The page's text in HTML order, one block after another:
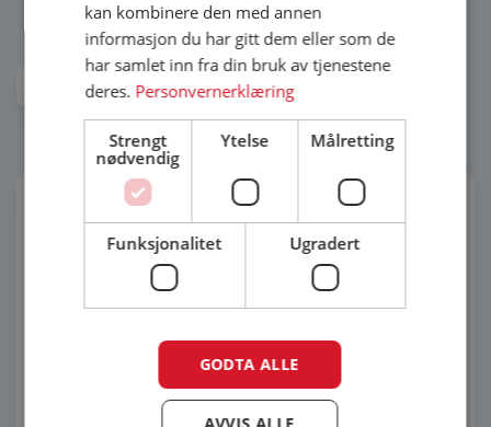
Filtrer
Finestra Toppsving
vindu 90×100 3-lags U-
Finestra 1-rams
sidehengslet vindu
kan kombinere den med annen
informasjon du har gitt dem eller som de
har samlet inn fra din bruk av tjenestene
deres. Personvernerklæring
Strengt
nødvendig
Ytelse Målretting
Funksjonalitet Ugradert
GODTA ALLE